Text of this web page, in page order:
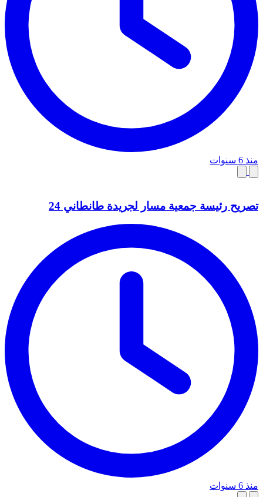
منذ 6 سنوات
تصريح رئيسة جمعية مسار لجريدة طانطاني 24
منذ 6 سنوات